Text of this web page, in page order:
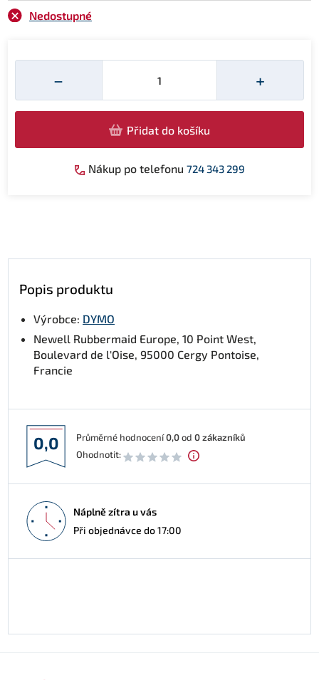
Nedostupné
−
Množství
+
Přidat do košíku
Nákup po telefonu 724 343 299
Popis produktu
Výrobce: DYMO
Newell Rubbermaid Europe, 10 Point West,
Boulevard de l'Oise, 95000 Cergy Pontoise,
Francie
0,0 Průměrné hodnocení0,0od 0zákazníků
Ohodnotit:
Náplně zítra u vás
Při objednávce do 17:00